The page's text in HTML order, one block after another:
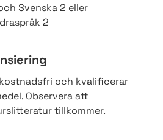
Svenska 2 eller
2
och kvalificerar
Observera att
tillkommer.